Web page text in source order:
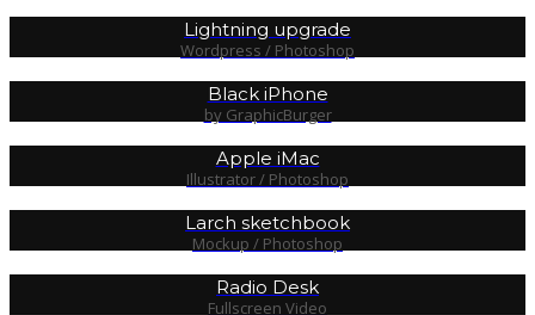
Lightning upgrade
Wordpress / Photoshop
Black iPhone
by GraphicBurger
Apple iMac
Illustrator / Photoshop
Larch sketchbook
Mockup / Photoshop
Radio Desk
Fullscreen Video